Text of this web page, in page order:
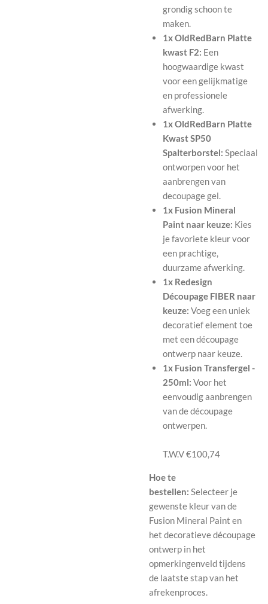
grondig schoon te
maken.
1x OldRedBarn Platte
kwast F2: Een
hoogwaardige kwast
voor een gelijkmatige
en professionele
afwerking.
1x OldRedBarn Platte
Kwast SP50
Spalterborstel: Speciaal
ontworpen voor het
aanbrengen van
decoupage gel.
1x Fusion Mineral
Paint naar keuze: Kies
je favoriete kleur voor
een prachtige,
duurzame afwerking.
1x Redesign
Découpage FIBER naar
keuze: Voeg een uniek
decoratief element toe
met een découpage
ontwerp naar keuze.
1x Fusion Transfergel -
250ml: Voor het
eenvoudig aanbrengen
van de découpage
ontwerpen.
T.W.V €100,74
Hoe te
bestellen: Selecteer je
gewenste kleur van de
Fusion Mineral Paint en
het decoratieve découpage
ontwerp in het
opmerkingenveld tijdens
de laatste stap van het
afrekenproces.